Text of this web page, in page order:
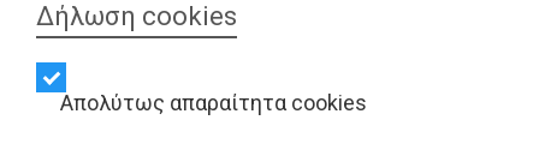
Δήλωση cookies
Απολύτως απαραίτητα cookies